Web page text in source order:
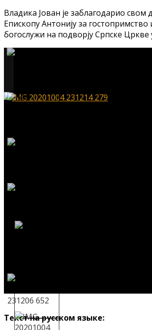
Владика Јован је заблагодарио свом
Епископу Антонију за гостопримство
богослужи на подворју Српске Цркве
Текст на русском языке: